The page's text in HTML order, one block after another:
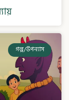
গল্প/উপন্যাস